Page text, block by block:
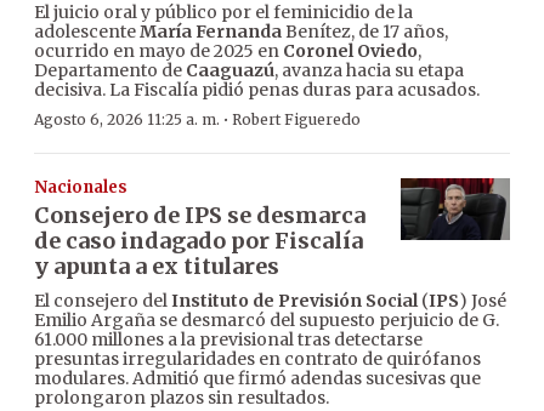
El juicio oral y público por el feminicidio de la
adolescenteMaría FernandaBenítez, de 17 años,
ocurrido en mayo de 2025 en Coronel Oviedo,
Departamento de Caaguazú, avanza hacia su etapa
decisiva. La Fiscalía pidió penas duras para acusados.
Agosto 6, 2026 11:25 a. m. · Robert Figueredo
Nacionales
Consejero de IPS se desmarca
de caso indagado por Fiscalía
y apunta a ex titulares
El consejero delInstituto de Previsión Social(IPS) José
Emilio Argaña se desmarcó del supuesto perjuicio de G.
61.000 millones a la previsional tras detectarse
presuntas irregularidades en contrato de quirófanos
modulares. Admitió que firmó adendas sucesivas que
prolongaron plazos sin resultados.